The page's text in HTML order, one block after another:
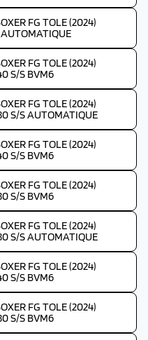
FG TOLE (2024)
FG TOLE (2024)
S/S BVM6
FG TOLE (2024)
S/S AUTOMATIQUE
FG TOLE (2024)
S/S BVM6
FG TOLE (2024)
S/S BVM6
FG TOLE (2024)
S/S AUTOMATIQUE
FG TOLE (2024)
S/S BVM6
FG TOLE (2024)
S/S BVM6